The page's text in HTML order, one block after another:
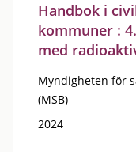
Handbok i
kommuner :
med
Myndigheten för
(MSB)
2024